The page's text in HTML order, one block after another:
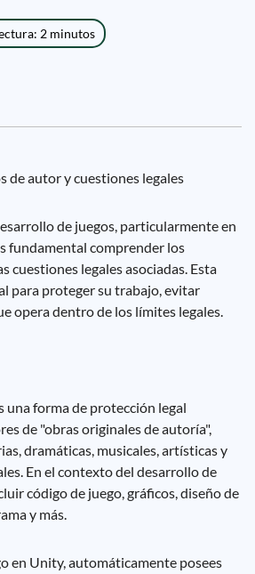
2 minutos
de autor y cuestiones legales
de juegos, particularmente en
fundamental comprender los
cuestiones legales asociadas. Esta
para proteger su trabajo, evitar
opera dentro de los límites legales.
una forma de protección legal
de "obras originales de autoría",
dramáticas, musicales, artísticas y
En el contexto del desarrollo de
código de juego, gráficos, diseño de
y más.
en Unity, automáticamente posees